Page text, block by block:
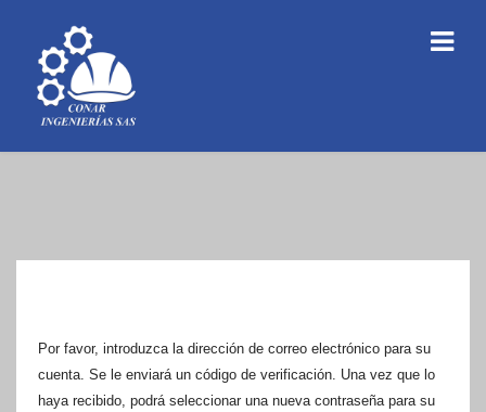
Por favor, introduzca la dirección de correo electrónico para su
cuenta. Se le enviará un código de verificación. Una vez que lo
haya recibido, podrá seleccionar una nueva contraseña para su